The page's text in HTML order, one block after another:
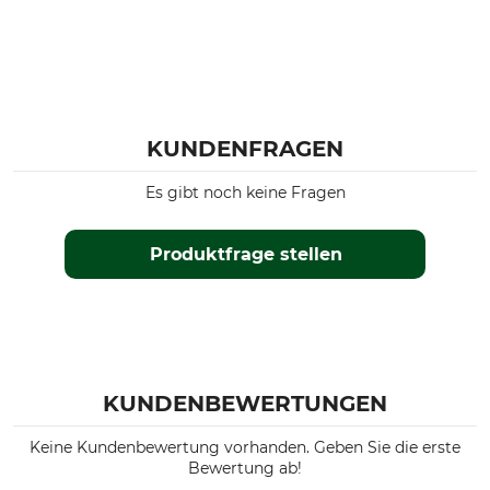
KUNDENFRAGEN
Produktfrage stellen
Es gibt noch keine Fragen
KUNDENBEWERTUNGEN
Keine Kundenbewertung vorhanden. Geben Sie die erste
Bewertung ab!